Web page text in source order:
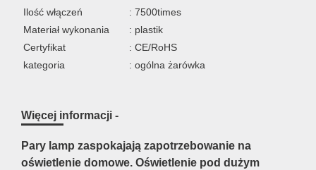
Ilość włączeń
: 7500times
Materiał wykonania
: plastik
Certyfikat
: CE/RoHS
kategoria
: ogólna żarówka
Więcej informacji -
Pary lamp zaspokajają zapotrzebowanie na
oświetlenie domowe. Oświetlenie pod dużym